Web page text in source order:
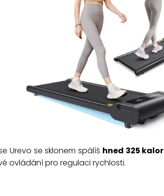
Urevo se sklonem spálíš hned 325
ovládání pro regulaci rychlosti.